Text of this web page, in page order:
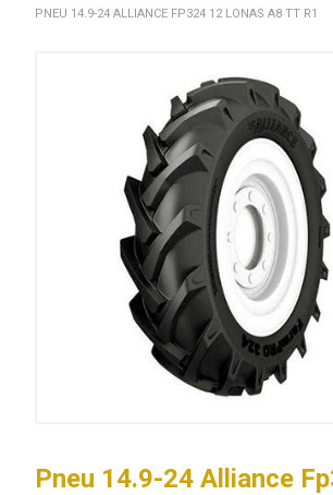
PNEU 14.9-24 ALLIANCE FP324 12 LONAS A8 TT R1
Pneu 14.9-24 Alliance